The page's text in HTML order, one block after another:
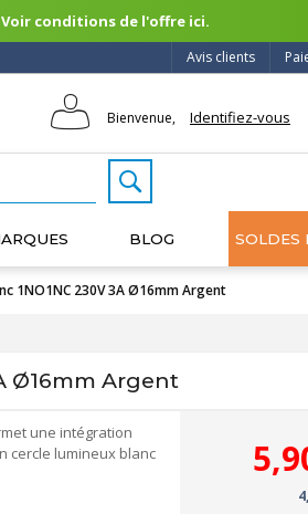
conditions de l'offre ici.
Avis clients
Bienvenue, Identifiez-vous
BLOG SOLDES
1NO1NC 230V 3A Ø16mm Argent
Ø16mm Argent
une intégration
cercle lumineux blanc